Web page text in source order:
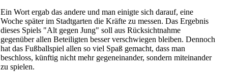
Ein Wort ergab das andere und man einigte sich darauf, eine
Woche später im Stadtgarten die Kräfte zu messen. Das Ergebnis
dieses Spiels "Alt gegen Jung" soll aus Rücksichtnahme
gegenüber allen Beteiligten besser verschwiegen bleiben. Dennoch
hat das Fußballspiel allen so viel Spaß gemacht, dass man
beschloss, künftig nicht mehr gegeneinander, sondern miteinander
zu spielen.